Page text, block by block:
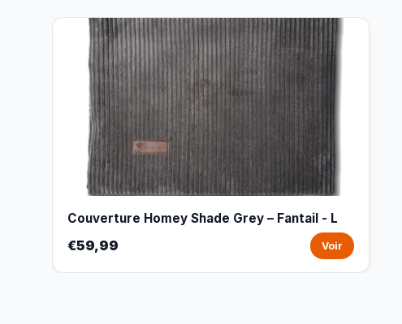
Couverture Homey Shade Grey – Fantail - L
€59,99 Voir